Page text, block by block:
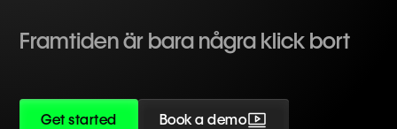
Framtiden är bara några klick bort
Get started Book a demo